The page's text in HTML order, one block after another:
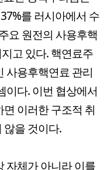
를 러시아에서 수
요 원전의 사용후핵
고 있다. 핵연료주
사용후핵연료 관리
이다. 이번 협상에서
이러한 구조적 취
않을 것이다.
자체가 아니라 이를